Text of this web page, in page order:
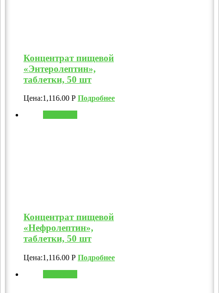
Концентрат пищевой
«Энтеролептин»,
таблетки, 50 шт
Цена:1,116.00 Р Подробнее
Концентрат пищевой
«Нефролептин»,
таблетки, 50 шт
Цена:1,116.00 Р Подробнее